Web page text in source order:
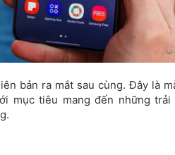
bản ra mắt sau cùng. Đây là
mục tiêu mang đến những